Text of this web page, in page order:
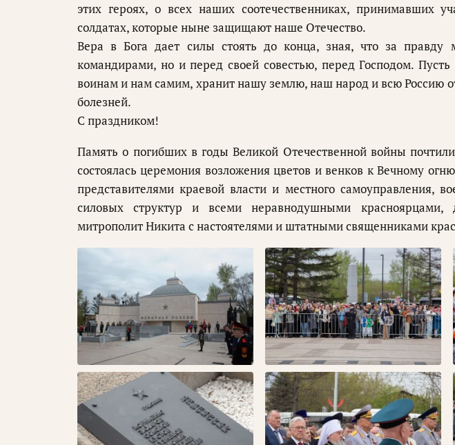
этих героях, о всех наших соотечественниках, принимавших
солдатах, которые ныне защищают наше Отечество.
Вера в Бога дает силы стоять до конца, зная, что за правду
командирами, но и перед своей совестью, перед Господом.
воинам и нам самим, хранит нашу землю, наш народ и всю Россию
болезней.
С праздником!
Память о погибших в годы Великой Отечественной войны
состоялась церемония возложения цветов и венков к Вечному
представителями краевой власти и местного самоуправления,
силовых структур и всеми неравнодушными
митрополит Никита с настоятелями и штатными священниками